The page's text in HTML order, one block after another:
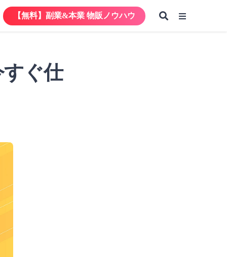
【無料】副業&本業 物販ノウハウ
【無料】副業&本業 物販ノウハウ
すぐ仕